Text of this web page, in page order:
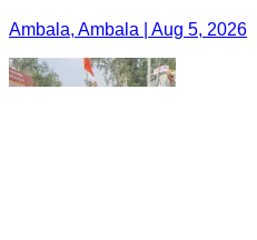
Ambala, Ambala | Aug 5, 2026